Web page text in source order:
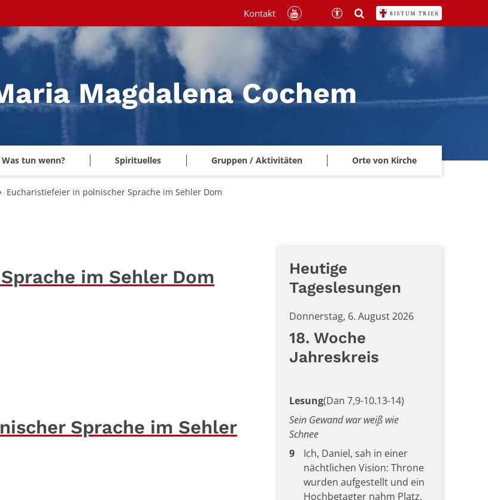
Magdalena Cochem
Was tun wenn? Spirituelles Gruppen / Aktivitäten Orte von Kirche
Kontakt
Eucharistiefeier in polnischer Sprache im Sehler Dom
im Sehler Dom
Sprache im Sehler
Heutige
Tageslesungen
Donnerstag, 6. August 2026
18. Woche
Jahreskreis
Lesung(Dan 7,9-10.13-14)
Sein Gewand war weiß wie
Schnee
9
Ich, Daniel, sah in einer
nächtlichen Vision: Throne
wurden aufgestellt und ein
Hochbetagter nahm Platz.